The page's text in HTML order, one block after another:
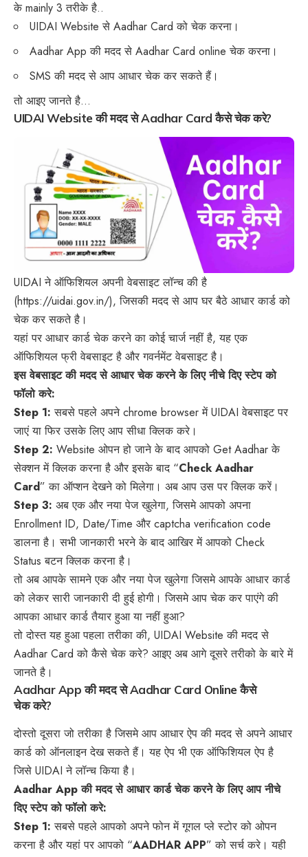
के mainly 3 तरीके है..
UIDAI Website से Aadhar Card को चेक करना।
Aadhar App की मदद से Aadhar Card online चेक करना।
SMS की मदद से आप आधार चेक कर सकते हैं।
तो आइए जानते है…
UIDAI Website की मदद से Aadhar Card कैसे चेक करे?
UIDAI ने ऑफिशियल अपनी वेबसाइट लॉन्च की है
(https://uidai.gov.in/), जिसकी मदद से आप घर बैठे आधार कार्ड को
चेक कर सकते है।
यहां पर आधार कार्ड चेक करने का कोई चार्ज नहीं है, यह एक
ऑफिशियल फ्री वेबसाइट है और गवर्नमेंट वेबसाइट है।
इस वेबसाइट की मदद से आधार चेक करने के लिए नीचे दिए स्टेप को
फॉलो करे:
Step 1: सबसे पहले अपने chrome browser में UIDAI वेबसाइट पर
जाएं या फिर उसके लिए आप सीधाक्लिक करे ।
Step 2: Website ओपन हो जाने के बाद आपको Get Aadhar के
सेक्शन में क्लिक करना है और इसके बाद “Check Aadhar
Card” का ऑप्शन देखने को मिलेगा। अब आप उस पर क्लिक करें।
Step 3: अब एक और नया पेज खुलेगा, जिसमे आपको अपना
Enrollment ID, Date/Time और captcha verification code
डालना है। सभी जानकारी भरने के बाद आखिर में आपको Check
Status बटन क्लिक करना है।
तो अब आपके सामने एक और नया पेज खुलेगा जिसमे आपके आधार कार्ड
को लेकर सारी जानकारी दी हुई होगी। जिसमे आप चेक कर पाएंगे की
आपका आधार कार्ड तैयार हुआ या नहीं हुआ?
तो दोस्त यह हुआ पहला तरीका की, UIDAI Website की मदद से
Aadhar Card को कैसे चेक करे? आइए अब आगे दूसरे तरीको के बारे में
जानते है।
Aadhar App की मदद से Aadhar Card Online कैसे
चेक करे?
दोस्तो दूसरा जो तरीका है जिसमे आप आधार ऐप की मदद से अपने आधार
कार्ड को ऑनलाइन देख सकते हैं। यह ऐप भी एक ऑफिशियल ऐप है
जिसे UIDAI ने लॉन्च किया है।
Aadhar App की मदद से आधार कार्ड चेक करने के लिए आप नीचे
दिए स्टेप को फॉलो करे:
Step 1: सबसे पहले आपको अपने फोन में गूगल प्ले स्टोर को ओपन
करना है और यहां पर आपको “AADHAR APP” को सर्च करे। यही